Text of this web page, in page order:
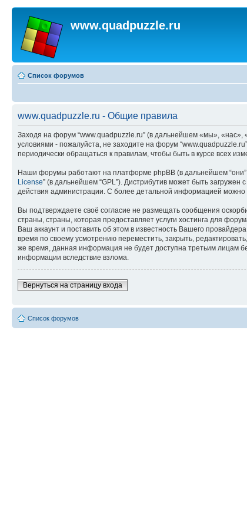
www.quadpuzzle.ru
Список форумов
www.quadpuzzle.ru - Общие правила
Заходя на форум “www.quadpuzzle.ru” (в дальнейшем «мы», «нас»,
условиями - пожалуйста, не заходите на форум
периодически обращаться к правилам, чтобы быть в курсе всех
Наши форумы работают на платформе phpBB (в дальнейшем “они”,
License” (в дальнейшем “GPL”). Дистрибутив может быть загружен с
действия администрации. С более детальной информацией можно
Вы подтверждаете своё согласие не размещать сообщения
страны, страны, которая предоставляет услуги хостинга для
Ваш аккаунт и поставить об этом в известность Вашего
время по своему усмотрению переместить, закрыть,
же время, данная информация не будет доступна третьим лицам
информации вследствие взлома.
Вернуться на страницу входа
Список форумов